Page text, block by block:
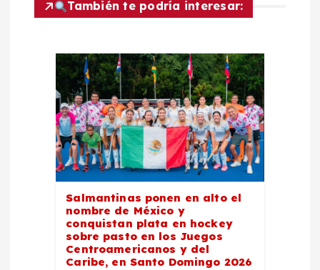
n
También te podría interesar:
Salmantinas ponen en alto el
nombre de México y
conquistan plata en hockey
sobre pasto en los Juegos
Centroamericanos y del
Caribe, en Santo Domingo 2026